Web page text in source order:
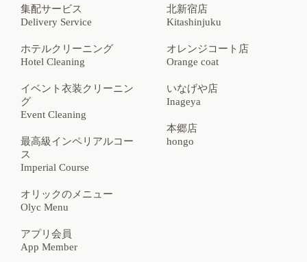
集配サービス
Delivery Service
ホテルクリーニング
Hotel Cleaning
イベント衣装クリーニン
グ
Event Cleaning
最高級インペリアルコー
ス
Imperial Course
オリックのメニュー
Olyc Menu
アプリ会員
App Member
北新宿店
Kitashinjuku
オレンジコート店
Orange coat
いなげや店
Inageya
本郷店
hongo